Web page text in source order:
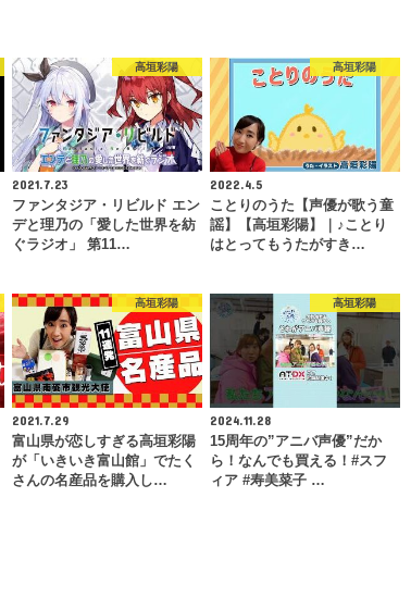
高垣彩陽
2021.7.23
ファンタジア・リビルド エン
デと理乃の「愛した世界を紡
ぐラジオ」 第11…
高垣彩陽
2022.4.5
ことりのうた【声優が歌う童
謡】【高垣彩陽】｜♪ことり
はとってもうたがすき…
高垣彩陽
2021.7.29
富山県が恋しすぎる高垣彩陽
が「いきいき富山館」でたく
さんの名産品を購入し…
高垣彩陽
2024.11.28
15周年の”アニバ声優”だか
ら！なんでも買える！#スフ
ィア #寿美菜子 …